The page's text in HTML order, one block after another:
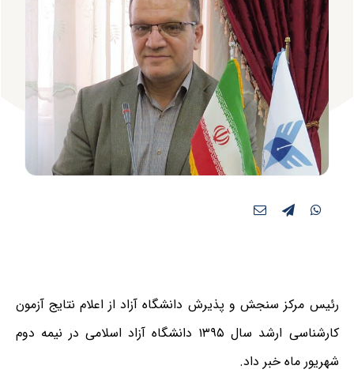
رئیس مرکز سنجش و پذیرش دانشگاه آزاد از اعلام نتایج آزمون
کارشناسی ارشد سال ۱۳۹۵ دانشگاه آزاد اسلامی در نیمه دوم
شهریور ماه خبر داد.